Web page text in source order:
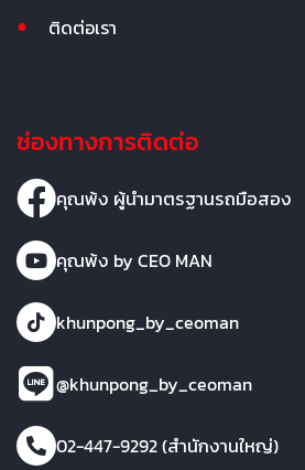
ติดต่อเรา
ช่องทางการติดต่อ
คุณพ้ง ผู้นำมาตรฐานรถมือสอง
คุณพ้ง by CEO MAN
khunpong_by_ceoman
@khunpong_by_ceoman
02-447-9292 (สำนักงานใหญ่)